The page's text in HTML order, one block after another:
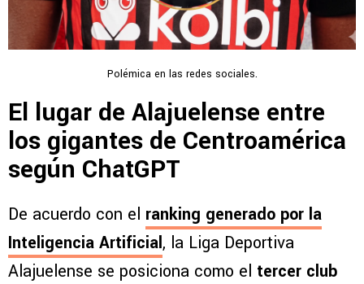
Polémica en las redes sociales.
El lugar de Alajuelense entre
los gigantes de Centroamérica
según ChatGPT
De acuerdo con el ranking generado por la
Inteligencia Artificial, la Liga Deportiva
Alajuelense se posiciona como el tercer club